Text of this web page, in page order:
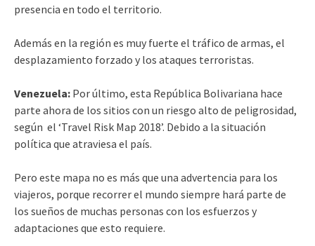
presencia en todo el territorio.
Además en la región es muy fuerte el tráfico de armas, el
desplazamiento forzado y los ataques terroristas.
Venezuela: Por último, esta República Bolivariana hace
parte ahora de los sitios con un riesgo alto de peligrosidad,
según el ‘Travel Risk Map 2018’. Debido a la situación
política que atraviesa el país.
Pero este mapa no es más que una advertencia para los
viajeros, porque recorrer el mundo siempre hará parte de
los sueños de muchas personas con los esfuerzos y
adaptaciones que esto requiere.